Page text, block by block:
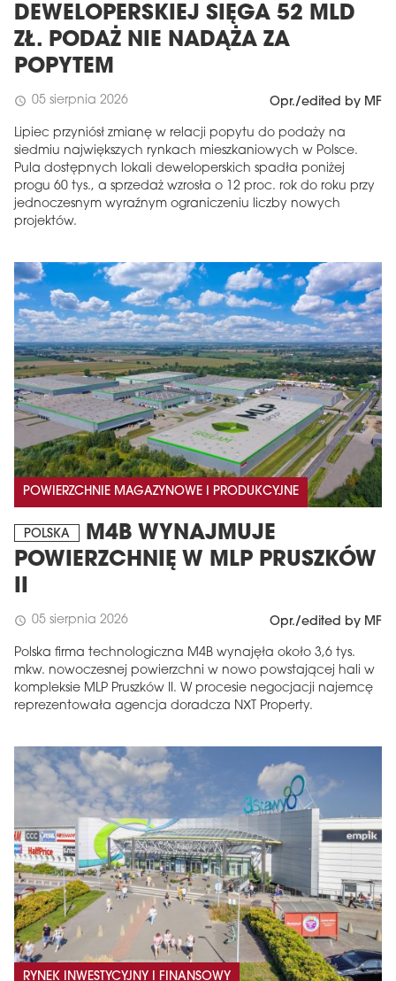
DEWELOPERSKIEJ SIĘGA 52 MLD
ZŁ. PODAŻ NIE NADĄŻA ZA
POPYTEM
schedule 05 sierpnia 2026 Opr./edited by MF
Lipiec przyniósł zmianę w relacji popytu do podaży na
siedmiu największych rynkach mieszkaniowych w Polsce.
Pula dostępnych lokali deweloperskich spadła poniżej
progu 60 tys., a sprzedaż wzrosła o 12 proc. rok do roku przy
jednoczesnym wyraźnym ograniczeniu liczby nowych
projektów.
POWIERZCHNIE MAGAZYNOWE I PRODUKCYJNE
POLSKA
M4B WYNAJMUJE
POWIERZCHNIĘ W MLP PRUSZKÓW
II
schedule 05 sierpnia 2026 Opr./edited by MF
Polska firma technologiczna M4B wynajęła około 3,6 tys.
mkw. nowoczesnej powierzchni w nowo powstającej hali w
kompleksie MLP Pruszków II. W procesie negocjacji najemcę
reprezentowała agencja doradcza NXT Property.
RYNEK INWESTYCYJNY I FINANSOWY